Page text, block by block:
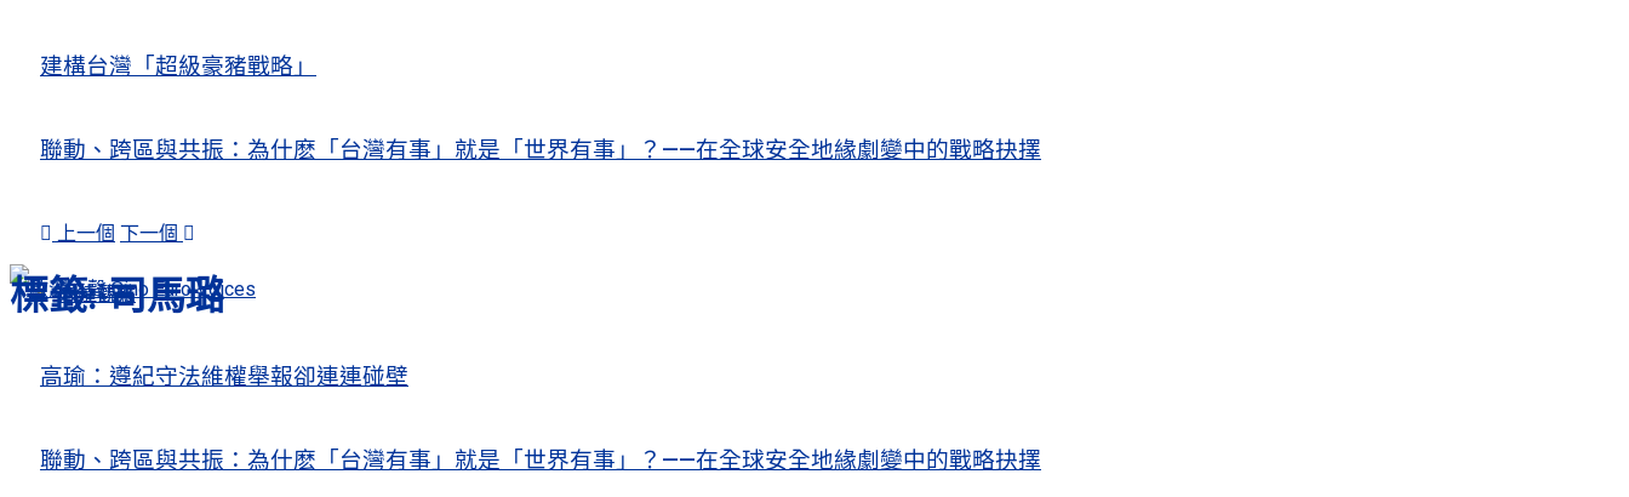
建構台灣「超級豪豬戰略」
聯動、跨區與共振：為什麽「台灣有事」就是「世界有事」？——在全球安全地緣劇變中的戰略抉擇
上一個 下一個
人權觀察
高瑜：遵紀守法維權舉報卻連連碰壁
聯動、跨區與共振：為什麽「台灣有事」就是「世界有事」？——在全球安全地緣劇變中的戰略抉擇
關注熱點
標籤:司馬璐